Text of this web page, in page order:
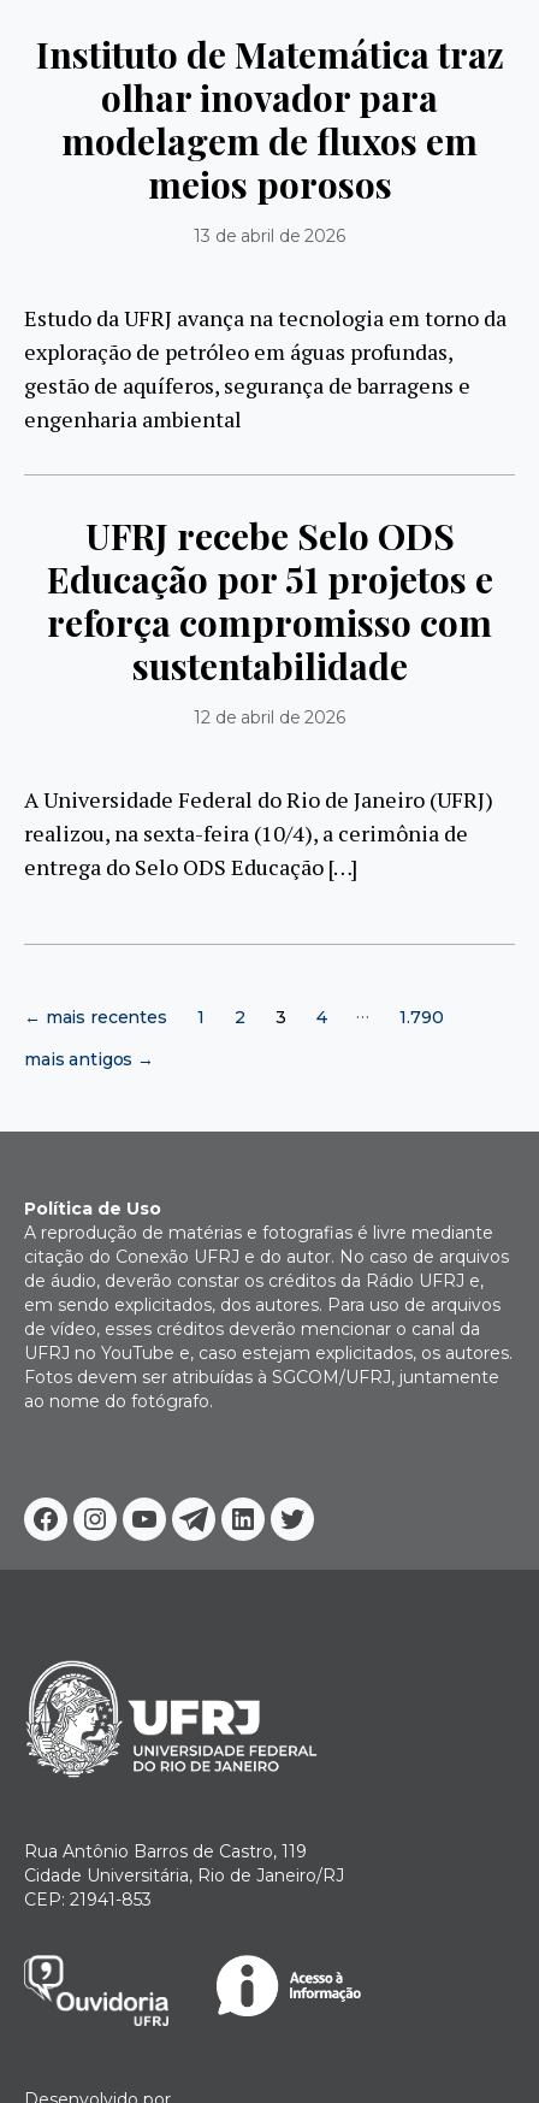
Instituto de Matemática traz
olhar inovador para
modelagem de fluxos em
meios porosos
13 de abril de 2026
Estudo da UFRJ avança na tecnologia em torno da
exploração de petróleo em águas profundas,
gestão de aquíferos, segurança de barragens e
engenharia ambiental
UFRJ recebe Selo ODS
Educação por 51 projetos e
reforça compromisso com
sustentabilidade
12 de abril de 2026
A Universidade Federal do Rio de Janeiro (UFRJ)
realizou, na sexta-feira (10/4), a cerimônia de
entrega do Selo ODS Educação […]
de
posts
← mais recentes 1 2 3 4 …
1.790
mais antigos →
Facebook
Instagram
YoutubeTelegram
Linkedin
Twitter
Política de Uso
A reprodução de matérias e fotografias é livre mediante
citação do Conexão UFRJ e do autor. No caso de arquivos
de áudio, deverão constar os créditos da Rádio UFRJ e,
em sendo explicitados, dos autores. Para uso de arquivos
de vídeo, esses créditos deverão mencionar o canal da
UFRJ no YouTube e, caso estejam explicitados, os autores.
Fotos devem ser atribuídas à SGCOM/UFRJ, juntamente
ao nome do fotógrafo.
Rua Antônio Barros de Castro, 119
Cidade Universitária, Rio de Janeiro/RJ
CEP: 21941-853